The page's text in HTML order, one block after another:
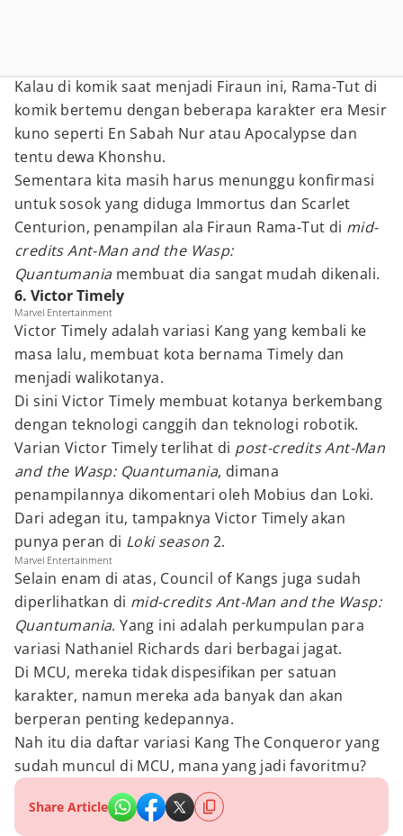
Kalau di komik saat menjadi Firaun ini, Rama-Tut di
komik bertemu dengan beberapa karakter era Mesir
kuno seperti En Sabah Nur atau Apocalypse dan
tentu dewa Khonshu.
Sementara kita masih harus menunggu konfirmasi
untuk sosok yang diduga Immortus dan Scarlet
Centurion, penampilan ala Firaun Rama-Tut di mid-
credits Ant-Man and the Wasp:
Quantumania membuat dia sangat mudah dikenali.
6. Victor Timely
Marvel Entertainment
Victor Timely adalah variasi Kang yang kembali ke
masa lalu, membuat kota bernama Timely dan
menjadi walikotanya.
Di sini Victor Timely membuat kotanya berkembang
dengan teknologi canggih dan teknologi robotik.
Varian Victor Timely terlihat di post-credits Ant-Man
and the Wasp: Quantumania, dimana
penampilannya dikomentari oleh Mobius dan Loki.
Dari adegan itu, tampaknya Victor Timely akan
punya peran di Loki season 2.
Marvel Entertainment
Selain enam di atas, Council of Kangs juga sudah
diperlihatkan di mid-credits Ant-Man and the Wasp:
Quantumania. Yang ini adalah perkumpulan para
variasi Nathaniel Richards dari berbagai jagat.
Di MCU, mereka tidak dispesifikan per satuan
karakter, namun mereka ada banyak dan akan
berperan penting kedepannya.
Nah itu dia daftar variasi Kang The Conqueror yang
sudah muncul di MCU, mana yang jadi favoritmu?
Share Article